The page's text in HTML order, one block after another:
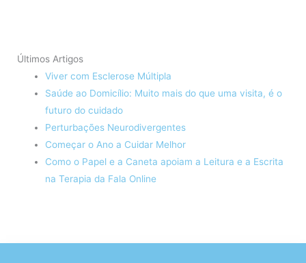
Últimos Artigos
Viver com Esclerose Múltipla
Saúde ao Domicílio: Muito mais do que uma visita, é o
futuro do cuidado
Perturbações Neurodivergentes
Começar o Ano a Cuidar Melhor
Como o Papel e a Caneta apoiam a Leitura e a Escrita
na Terapia da Fala Online